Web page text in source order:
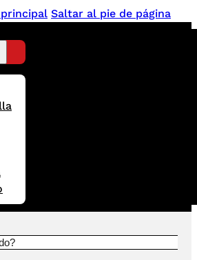
Saltar al pie de página